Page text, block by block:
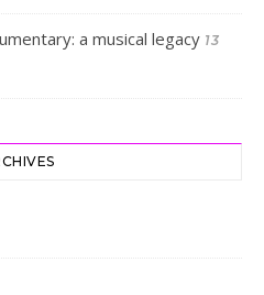
a musical legacy 13